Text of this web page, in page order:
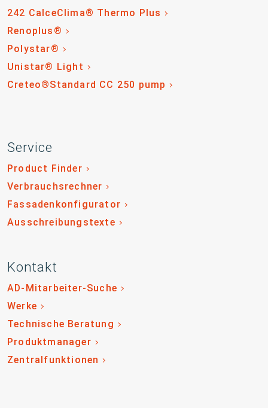
242 CalceClima® Thermo Plus
Renoplus®
Polystar®
Unistar® Light
Creteo®Standard CC 250 pump
Service
Product Finder
Verbrauchsrechner
Fassadenkonfigurator
Ausschreibungstexte
Kontakt
AD-Mitarbeiter-Suche
Werke
Technische Beratung
Produktmanager
Zentralfunktionen